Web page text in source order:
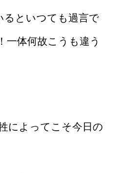
といつても過言で
体何故こうも違う
によってこそ今日の